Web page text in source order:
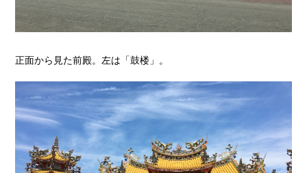
正面から見た前殿。左は「鼓楼」。